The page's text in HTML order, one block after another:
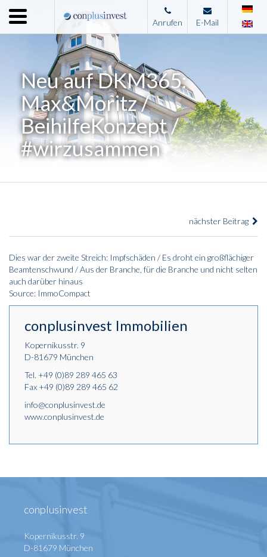
Menu
Home
Unternehmen
Leistungen
Immobilienangebote
News
Presse
Anrufen E-Mail
Neu auf DKM365:
Max&Moritz /
BeihilfeKonzept /
#wirzusammen
nächster Beitrag
Dies war der zweite Streich: Impfschäden / Es droht ein großflächiger
Beamtenschwund / Aus der Branche, für die Branche und nicht selten
auch darüber hinaus
Source: ImmoCompact
conplusinvest Immobilien
Kopernikusstr. 9
D-81679 München
Tel. +49 (0)89 289 465 63
Fax +49 (0)89 289 465 62
info@conplusinvest.de
www.conplusinvest.de
conplusinvest
Kopernikusstr. 9
D-81679 München